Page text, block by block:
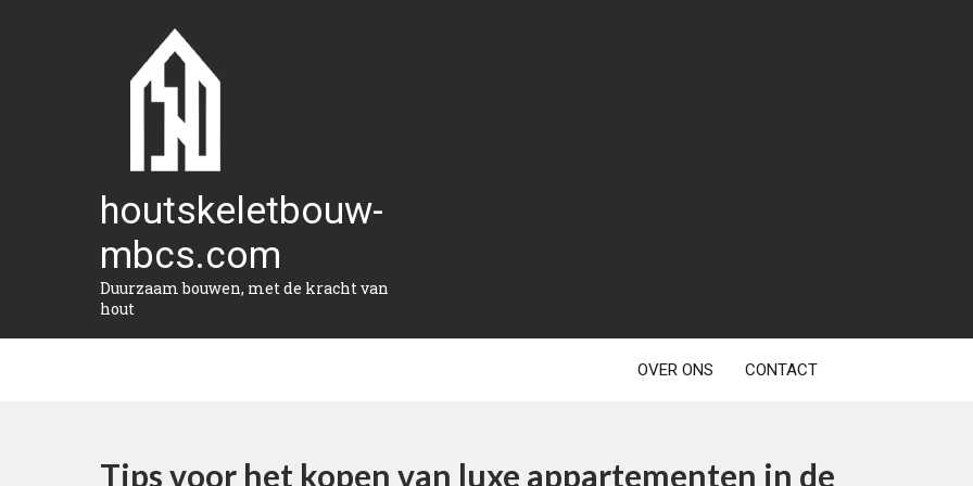
houtskeletbouw-
mbcs.com
Duurzaam bouwen, met de kracht van
hout
OVER ONS CONTACT
Tips voor het kopen van luxe appartementen in de